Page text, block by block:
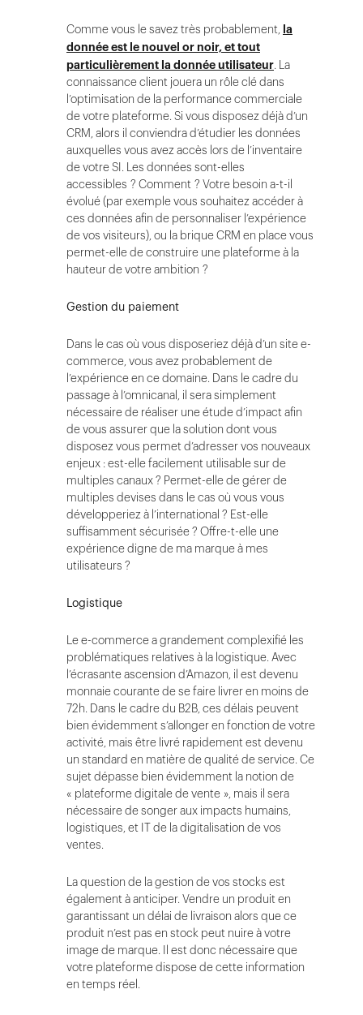
Comme vous le savez très probablement, la
donnée est le nouvel or noir, et tout
particulièrement la donnée utilisateur. La
connaissance client jouera un rôle clé dans
l’optimisation de la performance commerciale
de votre plateforme. Si vous disposez déjà d’un
CRM, alors il conviendra d’étudier les données
auxquelles vous avez accès lors de l’inventaire
de votre SI. Les données sont-elles
accessibles ? Comment ? Votre besoin a-t-il
évolué (par exemple vous souhaitez accéder à
ces données afin de personnaliser l’expérience
de vos visiteurs), ou la brique CRM en place vous
permet-elle de construire une plateforme à la
hauteur de votre ambition ?
Gestion du paiement
Dans le cas où vous disposeriez déjà d’un site e-
commerce, vous avez probablement de
l’expérience en ce domaine. Dans le cadre du
passage à l’omnicanal, il sera simplement
nécessaire de réaliser une étude d’impact afin
de vous assurer que la solution dont vous
disposez vous permet d’adresser vos nouveaux
enjeux : est-elle facilement utilisable sur de
multiples canaux ? Permet-elle de gérer de
multiples devises dans le cas où vous vous
développeriez à l’international ? Est-elle
suffisamment sécurisée ? Offre-t-elle une
expérience digne de ma marque à mes
utilisateurs ?
Logistique
Le e-commerce a grandement complexifié les
problématiques relatives à la logistique. Avec
l’écrasante ascension d’Amazon, il est devenu
monnaie courante de se faire livrer en moins de
72h. Dans le cadre du B2B, ces délais peuvent
bien évidemment s’allonger en fonction de votre
activité, mais être livré rapidement est devenu
un standard en matière de qualité de service. Ce
sujet dépasse bien évidemment la notion de
« plateforme digitale de vente », mais il sera
nécessaire de songer aux impacts humains,
logistiques, et IT de la digitalisation de vos
ventes.
La question de la gestion de vos stocks est
également à anticiper. Vendre un produit en
garantissant un délai de livraison alors que ce
produit n’est pas en stock peut nuire à votre
image de marque. Il est donc nécessaire que
votre plateforme dispose de cette information
en temps réel.